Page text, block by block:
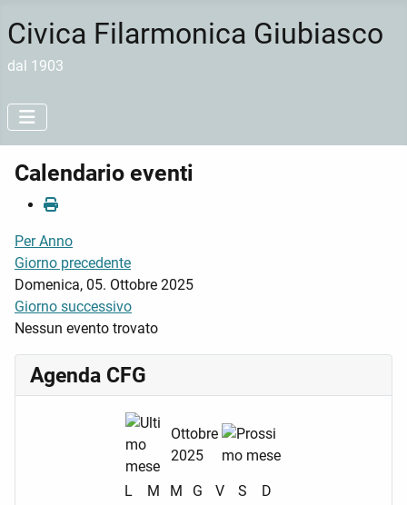
Civica Filarmonica Giubiasco
dal 1903
Calendario eventi
Per Anno
Giorno precedente
Domenica, 05. Ottobre 2025
Giorno successivo
Nessun evento trovato
Agenda CFG
Ottobre
2025
L M M G V S
D